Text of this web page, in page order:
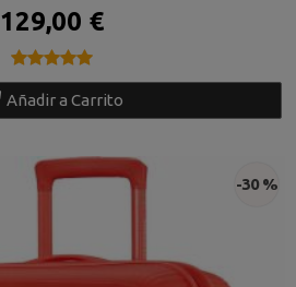
129,00 €
★★★★★
★★★★★
Añadir a Carrito
-30 %